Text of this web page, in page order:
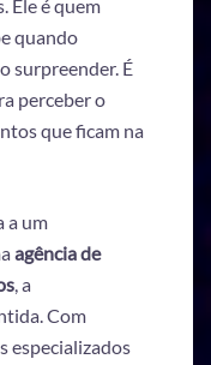
Ele é quem
quando
surpreender. É
perceber o
que ficam na
a um
agência de
, a
Com
especializados